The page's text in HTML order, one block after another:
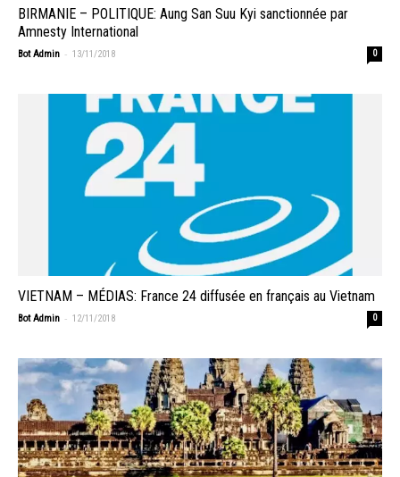
BIRMANIE – POLITIQUE: Aung San Suu Kyi sanctionnée par
Amnesty International
Bot Admin - 13/11/2018 0
VIETNAM – MÉDIAS: France 24 diffusée en français au Vietnam
Bot Admin - 12/11/2018 0